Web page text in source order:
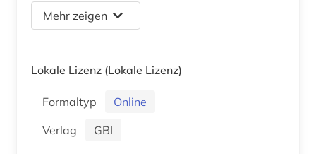
Mehr zeigen
Lokale Lizenz (Lokale Lizenz)
Formaltyp
Online
Verlag
GBI